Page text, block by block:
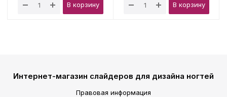
В корзину В корзину
Интернет-магазин слайдеров для дизайна ногтей
Правовая информация